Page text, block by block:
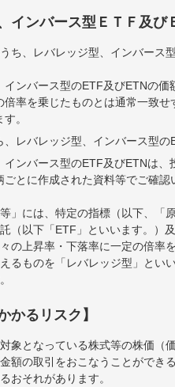
インバース型ＥＴＦ及
うち、レバレッジ型、インバー
インバース型のETF及びETNの
倍率を乗じたものとは通常一致
。
、レバレッジ型、インバース型
インバース型のETF及びETNは
ごとに作成された資料等でご確
」には、特定の指標（以下、「
（以下「ETF」といいます。）
の上昇率・下落率に一定の倍率
えるものを「レバレッジ型」と
かるリスク】
象となっている株式等の株価（
額の取引をおこなうことができ
おそれがあります。